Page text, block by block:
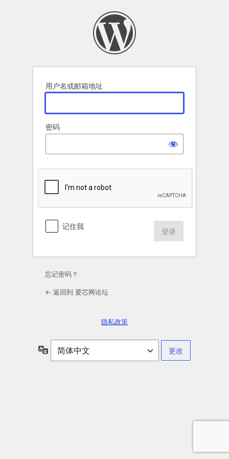
用户名或邮箱地址
密码
记住我
忘记密码？
← 返回到 爱芯网论坛
隐私政策
言